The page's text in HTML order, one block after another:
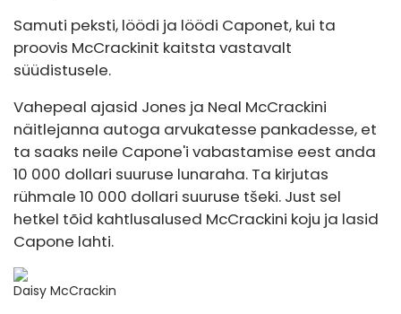
Samuti peksti, löödi ja löödi Caponet, kui ta
proovis McCrackinit kaitsta vastavalt
süüdistusele.
Vahepeal ajasid Jones ja Neal McCrackini
näitlejanna autoga arvukatesse pankadesse, et
ta saaks neile Capone'i vabastamise eest anda
10 000 dollari suuruse lunaraha. Ta kirjutas
rühmale 10 000 dollari suuruse tšeki. Just sel
hetkel tõid kahtlusalused McCrackini koju ja lasid
Capone lahti.
Daisy McCrackin